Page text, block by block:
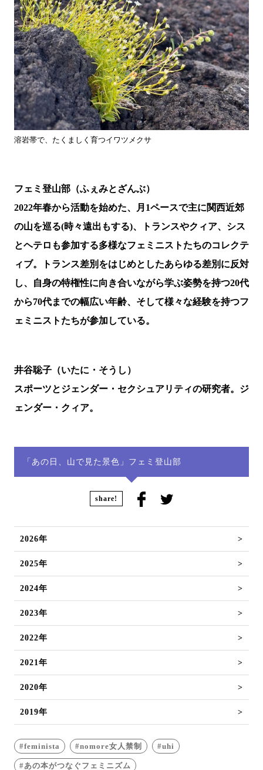
溶岩帯で、たくましく育つイワツメクサ
フェミ登山部（ふぇみとざんぶ）
2022年春から活動を始めた、月1ペースで主に関西近郊
の山を巡る(時々遠出もする)、トランスやクィア、シス
とヘテロも参加する多様なフェミニストたちのコレクテ
ィブ。トランス差別をはじめとしたあらゆる差別に反対
し、自身の特権性に向き合いながら学ぶ姿勢を持つ20代
から70代までの幅広い年齢、そして様々な経験を持つフ
ェミニストたちが参加している。
井谷聡子（いたに・そうし）
スポーツとジェンダー・セクシュアリティの研究者。ジ
ェンダー・クィア。
「あの日、山で見た景色」フェミ登山部
share!
2026年
2025年
2024年
2023年
2022年
2021年
2020年
2019年
feminista nomore女人禁制 uhi
あの本がつなぐフェミニズム